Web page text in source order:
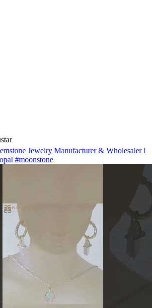
Jewelry Manufacturer & Wholesaler l
#moonstone